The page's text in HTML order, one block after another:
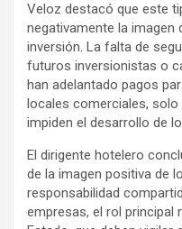
Veloz destacó que este
negativamente la imagen
inversión. La falta de
futuros inversionistas o
han adelantado pagos
locales comerciales,
impiden el desarrollo de
El dirigente hotelero
de la imagen positiva de
responsabilidad
empresas, el rol principal